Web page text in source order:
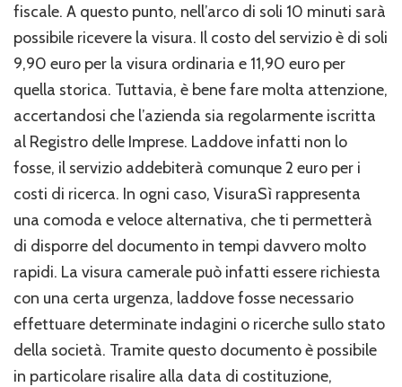
fiscale. A questo punto, nell’arco di soli 10 minuti sarà
possibile ricevere la visura. Il costo del servizio è di soli
9,90 euro per la visura ordinaria e 11,90 euro per
quella storica. Tuttavia, è bene fare molta attenzione,
accertandosi che l’azienda sia regolarmente iscritta
al Registro delle Imprese. Laddove infatti non lo
fosse, il servizio addebiterà comunque 2 euro per i
costi di ricerca. In ogni caso, VisuraSì rappresenta
una comoda e veloce alternativa, che ti permetterà
di disporre del documento in tempi davvero molto
rapidi. La visura camerale può infatti essere richiesta
con una certa urgenza, laddove fosse necessario
effettuare determinate indagini o ricerche sullo stato
della società. Tramite questo documento è possibile
in particolare risalire alla data di costituzione,